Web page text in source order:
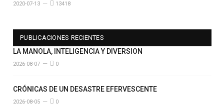
2020-07-13 13418
PUBLICACIONES RECIENTES
LA MANOLA, INTELIGENCIA Y DIVERSION
2026-08-07 0
CRÓNICAS DE UN DESASTRE EFERVESCENTE
2026-08-05 0